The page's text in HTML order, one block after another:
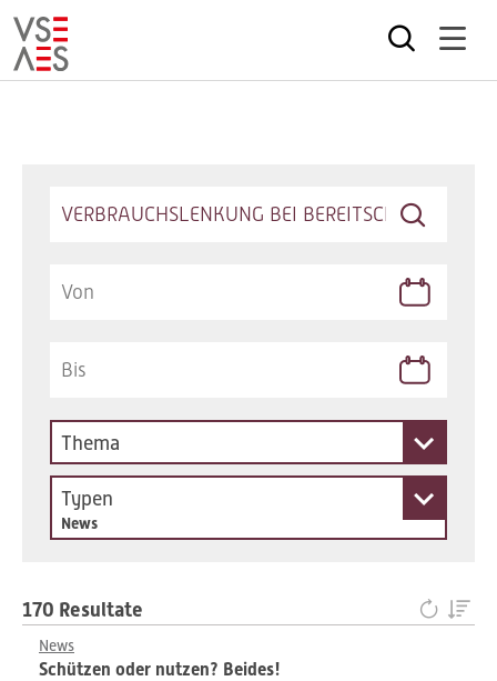
Thema
Typen
News
170 Resultate
News
Schützen oder nutzen? Beides!